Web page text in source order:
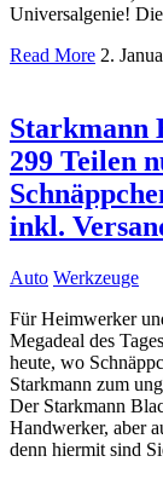
Universalgenie!
Read More 2.
Starkmann
299 Teilen
inkl.
Auto Werkzeuge
Für Heimwerker
Megadeal des
heute, wo
Starkmann zum
Der Starkmann
Handwerker, aber
denn hiermit sind